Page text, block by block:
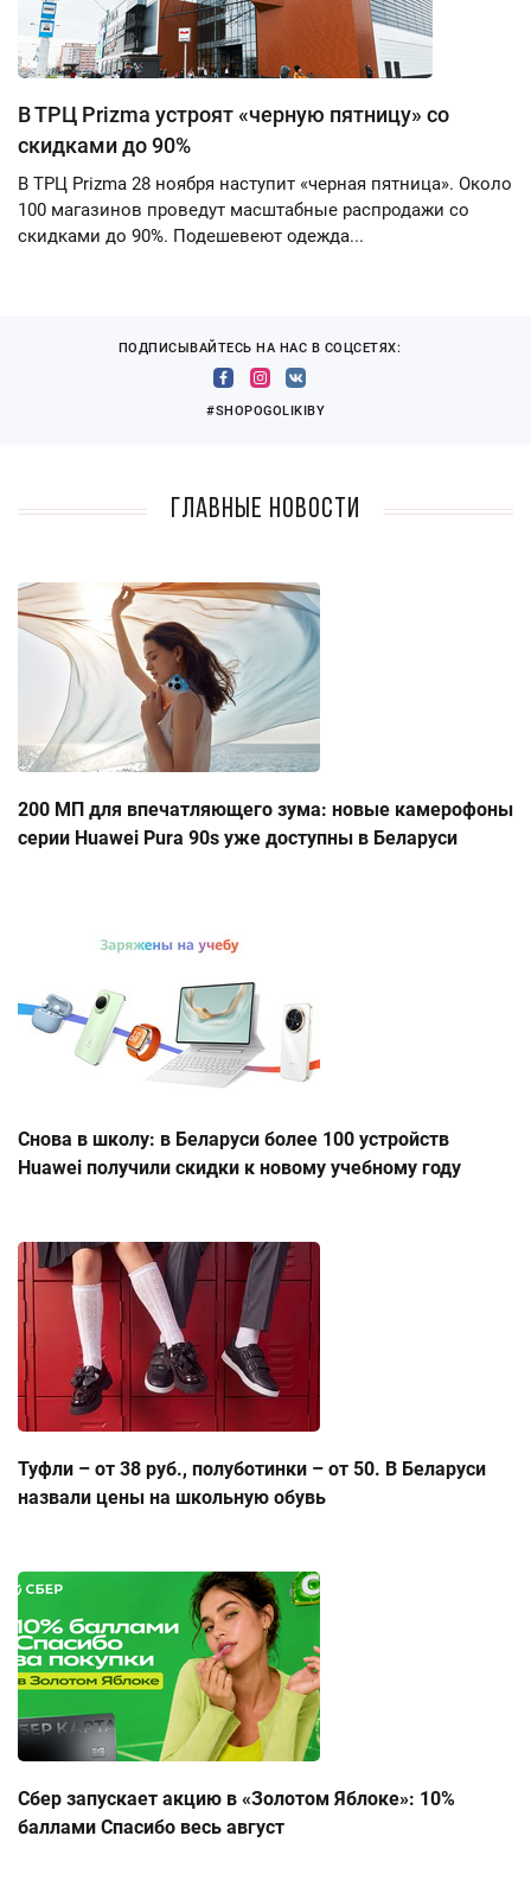
В ТРЦ Prizma устроят «черную пятницу» со
скидками до 90%
В ТРЦ Prizma 28 ноября наступит «черная пятница». Около
100 магазинов проведут масштабные распродажи со
скидками до 90%. Подешевеют одежда...
ПОДПИСЫВАЙТЕСЬ НА НАС В СОЦСЕТЯХ:
#SHOPOGOLIKIBY
Главные новости
200 МП для впечатляющего зума: новые камерофоны
серии Huawei Pura 90s уже доступны в Беларуси
Снова в школу: в Беларуси более 100 устройств
Huawei получили скидки к новому учебному году
Туфли – от 38 руб., полуботинки – от 50. В Беларуси
назвали цены на школьную обувь
Сбер запускает акцию в «Золотом Яблоке»: 10%
баллами Спасибо весь август